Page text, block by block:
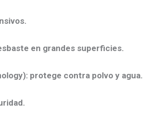
en grandes superficies.
: protege contra polvo y agua.